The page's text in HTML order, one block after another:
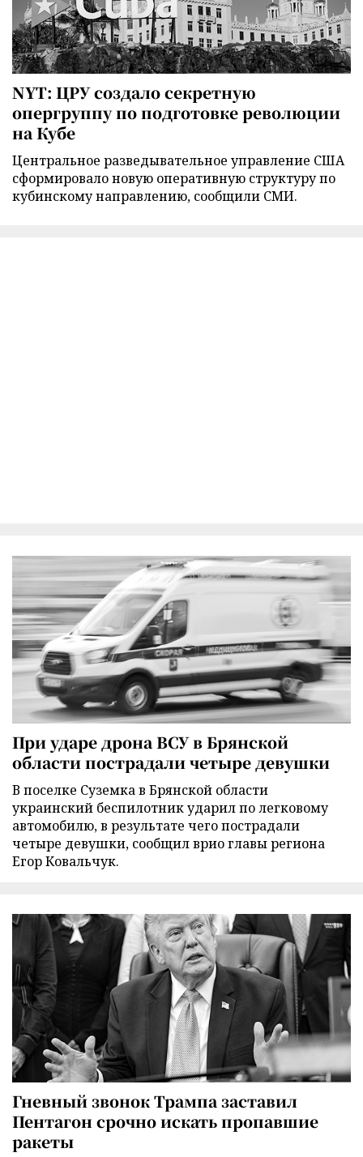
NYT: ЦРУ создало секретную
опергруппу по подготовке революции
на Кубе
Центральное разведывательное управление США
сформировало новую оперативную структуру по
кубинскому направлению, сообщили СМИ.
При ударе дрона ВСУ в Брянской
области пострадали четыре девушки
В поселке Суземка в Брянской области
украинский беспилотник ударил по легковому
автомобилю, в результате чего пострадали
четыре девушки, сообщил врио главы региона
Егор Ковальчук.
Гневный звонок Трампа заставил
Пентагон срочно искать пропавшие
ракеты